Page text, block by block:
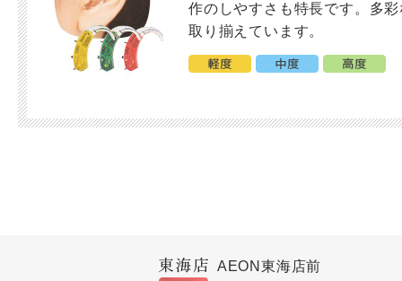
作のしやすさも特長です。多
取り揃えています。
AEON東海店前